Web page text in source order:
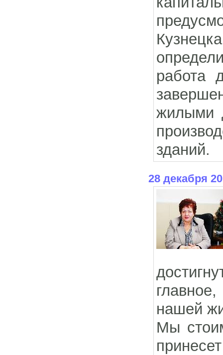
работа
жилыми
зданий.
28 декабря
нашей
Мы